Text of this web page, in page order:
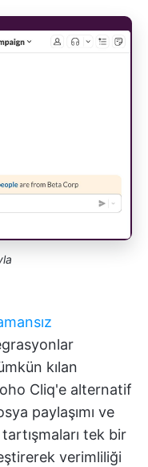
kılan
Cliq'e alternatif
paylaşımı ve
tek bir
verimliliği